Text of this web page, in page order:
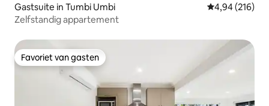
Gastsuite in Tumbi Umbi Gemiddelde
4,94 (216)
Zelfstandig appartement
Favoriet van gasten
Favoriet van gasten